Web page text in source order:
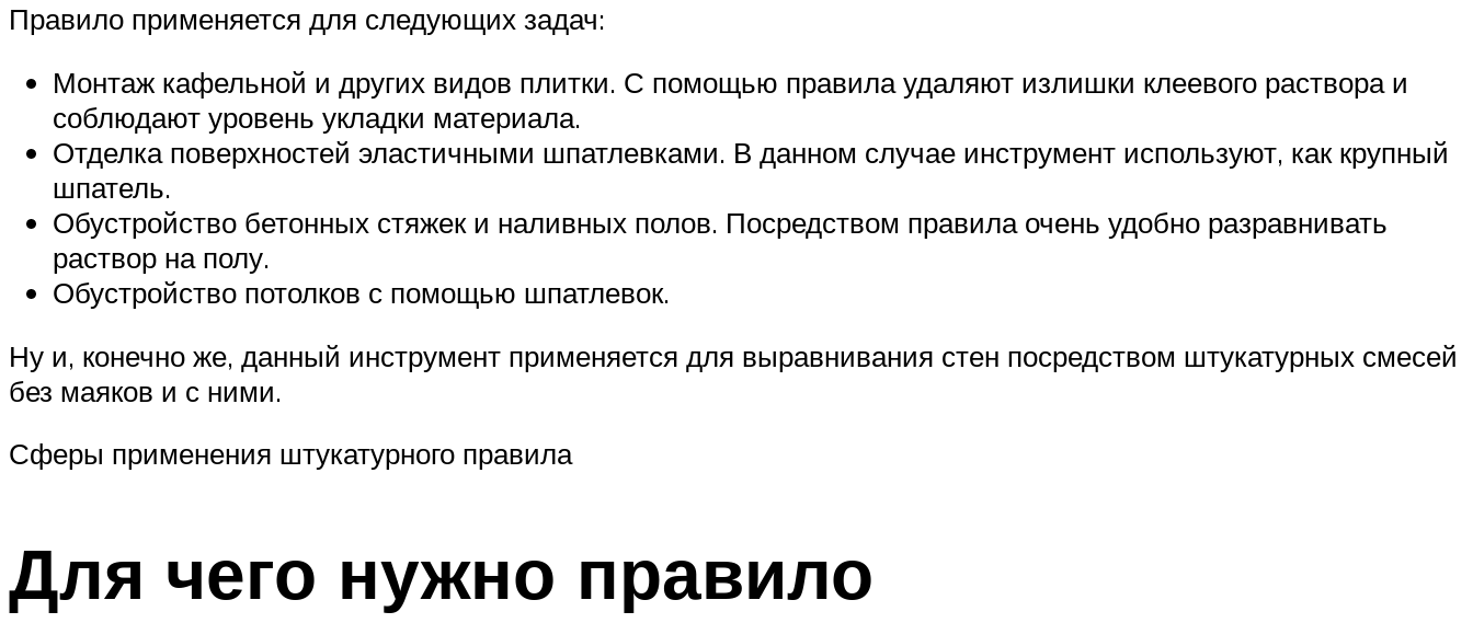
Правило применяется для следующих задач:
Монтаж кафельной и других видов плитки. С помощью правила удаляют излишки клеевого раствора и
соблюдают уровень укладки материала.
Отделка поверхностей эластичными шпатлевками. В данном случае инструмент используют, как крупный
шпатель.
Обустройство бетонных стяжек и наливных полов. Посредством правила очень удобно разравнивать
раствор на полу.
Обустройство потолков с помощью шпатлевок.
Ну и, конечно же, данный инструмент применяется для выравнивания стен посредством штукатурных смесей
без маяков и с ними.
Сферы применения штукатурного правила
Для чего нужно правило